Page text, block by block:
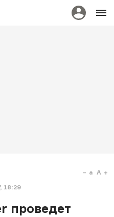
18:29
a A
проведет